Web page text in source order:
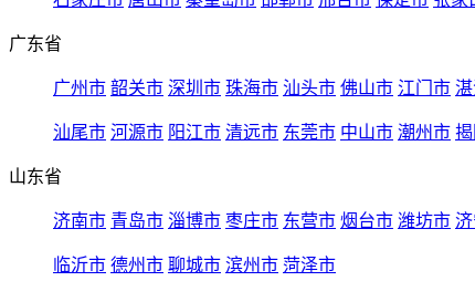
广东省
广州市 韶关市 深圳市 珠海市 汕头市 佛山市 江门市
汕尾市 河源市 阳江市 清远市 东莞市 中山市 潮州市
山东省
济南市 青岛市 淄博市 枣庄市 东营市 烟台市 潍坊市
临沂市 德州市 聊城市 滨州市 菏泽市